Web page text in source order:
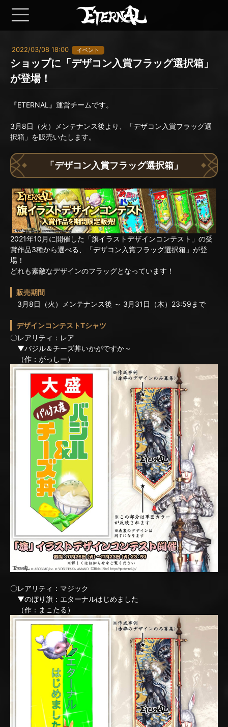
2022/03/08 18:00 イベント
ショップに「デザコン入賞フラッグ選択箱」
が登場！
『ETERNAL』運営チームです。
3月8日（火）メンテナンス後より、「デザコン入賞フラッグ選
択箱」を販売いたします。
「デザコン入賞フラッグ選択箱」
2021年10月に開催した「旗イラストデザインコンテスト」の受
賞作品3種から選べる、「デザコン入賞フラッグ選択箱」が登
場！
どれも素敵なデザインのフラッグとなっています！
販売期間
3月8日（火）メンテナンス後 ～ 3月31日（木）23:59まで
デザインコンテストTシャツ
〇レアリティ：レア
▼バジル＆チーズ丼いかがですか～
（作：がっしー）
〇レアリティ：マジック
▼のぼり旗：エターナルはじめました
（作：まこたる）